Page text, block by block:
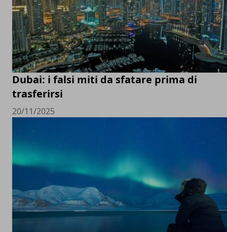
Dubai: i falsi miti da sfatare prima di
trasferirsi
20/11/2025